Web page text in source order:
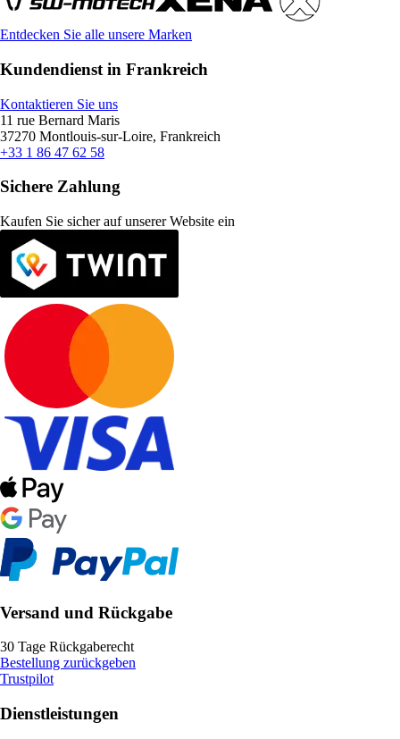
Entdecken Sie alle unsere Marken
Kundendienst in Frankreich
Kontaktieren Sie uns
11 rue Bernard Maris
37270 Montlouis-sur-Loire, Frankreich
+33 1 86 47 62 58
Sichere Zahlung
Kaufen Sie sicher auf unserer Website ein
Versand und Rückgabe
30 Tage Rückgaberecht
Bestellung zurückgeben
Trustpilot
Dienstleistungen